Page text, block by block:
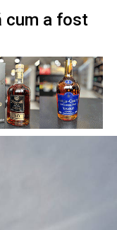
cum a fost